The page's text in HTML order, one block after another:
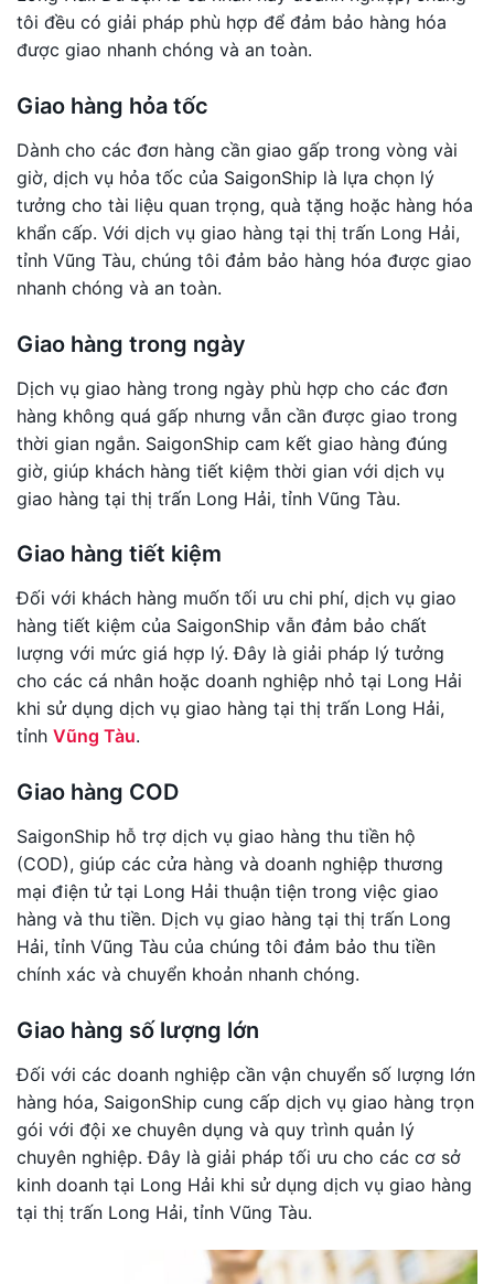
tôi đều có giải pháp phù hợp để đảm bảo hàng hóa
được giao nhanh chóng và an toàn.
Giao hàng hỏa tốc
Dành cho các đơn hàng cần giao gấp trong vòng vài
giờ, dịch vụ hỏa tốc của SaigonShip là lựa chọn lý
tưởng cho tài liệu quan trọng, quà tặng hoặc hàng hóa
khẩn cấp. Với dịch vụ giao hàng tại thị trấn Long Hải,
tỉnh Vũng Tàu, chúng tôi đảm bảo hàng hóa được giao
nhanh chóng và an toàn.
Giao hàng trong ngày
Dịch vụ giao hàng trong ngày phù hợp cho các đơn
hàng không quá gấp nhưng vẫn cần được giao trong
thời gian ngắn. SaigonShip cam kết giao hàng đúng
giờ, giúp khách hàng tiết kiệm thời gian với dịch vụ
giao hàng tại thị trấn Long Hải, tỉnh Vũng Tàu.
Giao hàng tiết kiệm
Đối với khách hàng muốn tối ưu chi phí, dịch vụ giao
hàng tiết kiệm của SaigonShip vẫn đảm bảo chất
lượng với mức giá hợp lý. Đây là giải pháp lý tưởng
cho các cá nhân hoặc doanh nghiệp nhỏ tại Long Hải
khi sử dụng dịch vụ giao hàng tại thị trấn Long Hải,
tỉnh Vũng Tàu.
Giao hàng COD
SaigonShip hỗ trợ dịch vụ giao hàng thu tiền hộ
(COD), giúp các cửa hàng và doanh nghiệp thương
mại điện tử tại Long Hải thuận tiện trong việc giao
hàng và thu tiền. Dịch vụ giao hàng tại thị trấn Long
Hải, tỉnh Vũng Tàu của chúng tôi đảm bảo thu tiền
chính xác và chuyển khoản nhanh chóng.
Giao hàng số lượng lớn
Đối với các doanh nghiệp cần vận chuyển số lượng lớn
hàng hóa, SaigonShip cung cấp dịch vụ giao hàng trọn
gói với đội xe chuyên dụng và quy trình quản lý
chuyên nghiệp. Đây là giải pháp tối ưu cho các cơ sở
kinh doanh tại Long Hải khi sử dụng dịch vụ giao hàng
tại thị trấn Long Hải, tỉnh Vũng Tàu.